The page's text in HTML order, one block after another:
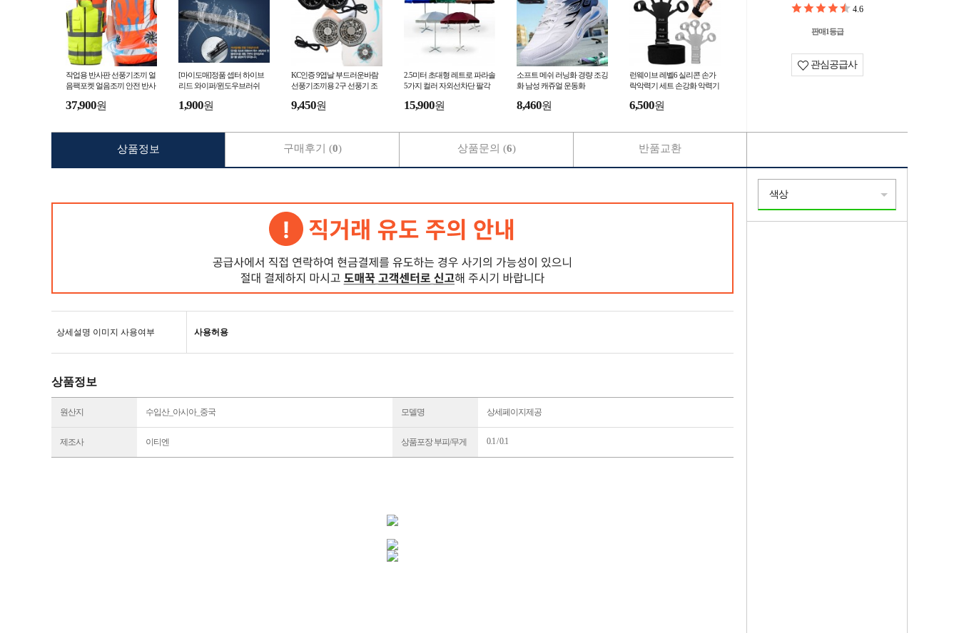
작업용 반사판 선풍기조끼 얼
음팩포켓 얼음조끼 안전 반사
야외작업 현장 작업
37,900원
[마이도매]정품 셉터 하이브
리드 와이퍼/윈도우브러쉬
1,900원
KC인증 9엽날 부드러운바람
선풍기조끼용 2구 선풍기 조
9,450원
2.5미터 초대형 레트로 파라솔
5가지 컬러 자외선차단 팔각
커피숍 카페 파
15,900원
소프트 메쉬 러닝화 경량 조깅
화 남성 캐쥬얼 운동화
8,460원
런웨이브 레벨6 실리콘 손가
락악력기 세트 손강화 악력기
동
6,500원
4.6
판매1등급
관심공급사
상세설명 이미지 사용여부 사용허용
상품정보
원산지 수입산_아시아_중국 모델명 상세페이지제공
제조사 이티엔 상품포장 부피/무게 0.1 / 0.1
상품정보 구매후기 (0) 상품문의 (6) 반품교환
색상